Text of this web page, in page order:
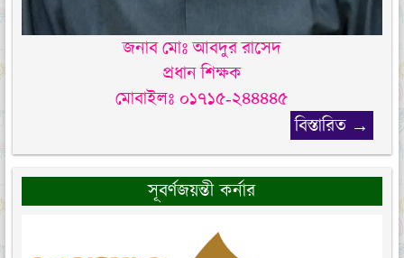
জনাব মোঃ আবদুর রাসেদ
প্রধান শিক্ষক
মোবাইলঃ ০১৭১৫-২৪৪৪৪৫
বিস্তারিত →
সূবর্ণজয়ন্তী কর্নার